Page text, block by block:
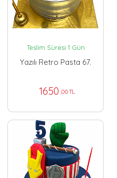
Teslim Süresi 1 Gün
Yazılı Retro Pasta 67.
1650 ,00 TL